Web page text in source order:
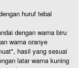
huruf tebal
dengan warna biru
warna oranye
hasil yang sesuai
latar warna kuning